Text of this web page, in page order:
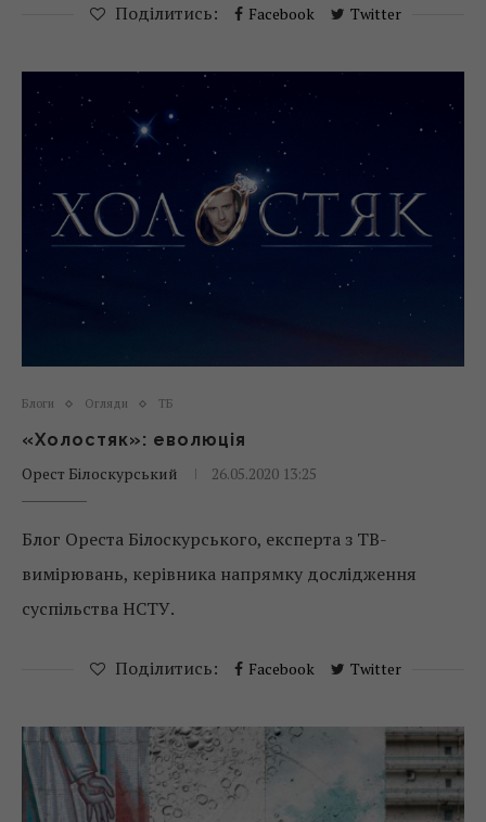
Поділитись: Facebook Twitter
Блоги Огляди ТБ
«Холостяк»: еволюція
Орест Білоскурський
26.05.2020 13:25
Блог Ореста Білоскурського, експерта з ТВ-
вимірювань, керівника напрямку дослідження
суспільства НСТУ.
Поділитись: Facebook Twitter